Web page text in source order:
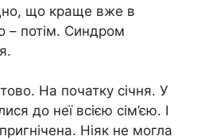
що краще вже в
– потім. Синдром
На початку січня. У
до неї всією сім’єю. І
Ніяк не могла